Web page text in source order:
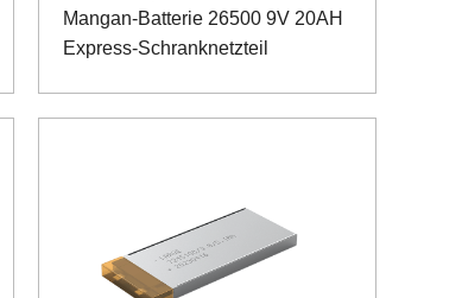
Mangan-Batterie 26500 9V 20AH
Express-Schranknetzteil